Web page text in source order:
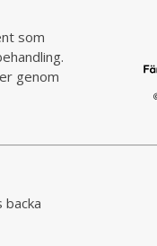
som
genom
backa